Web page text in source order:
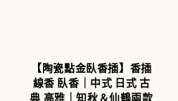
【陶瓷點金臥香插】香插
線香 臥香｜中式 日式 古
典 高雅｜知秋＆仙鶴兩款